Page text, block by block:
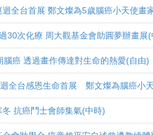
全台首展 鄭文燦為5歲腦癌小天使畫
30次化療 周大觀基金會助圓夢辦畫展
癌 透過畫作傳達對生命的熱愛(自由)
全台感恩生命首展 鄭文燦為腦癌小
抗癌鬥士會師集氣(中時)